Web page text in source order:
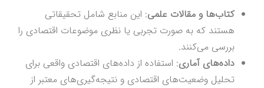
کتاب‌ها و مقالات علمی: این منابع شامل تحقیقاتی
هستند که به صورت تجربی یا نظری موضوعات اقتصادی را
بررسی می‌کنند.
داده‌های آماری: استفاده از داده‌های اقتصادی واقعی برای
تحلیل وضعیت‌های اقتصادی و نتیجه‌گیری‌های معتبر از